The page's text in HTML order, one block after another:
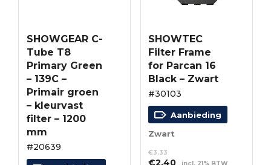
SHOWGEAR C-
Tube T8
Primary Green
– 139C –
Primair groen
– kleurvast
filter – 1200
mm
#20639
SHOWTEC
Filter Frame
for Parcan 16
Black – Zwart
#30103
Aanbieding
Zwart
€3.33
Oorspronkelijke
€2.40Huidige
incl. 21% BTW